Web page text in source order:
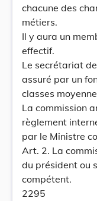
chacune des
métiers.
Il y aura un
effectif.
Le secrétariat
assuré par un
classes
La commission
règlement
par le Ministre
Art. 2. La
du président ou
compétent.
2295